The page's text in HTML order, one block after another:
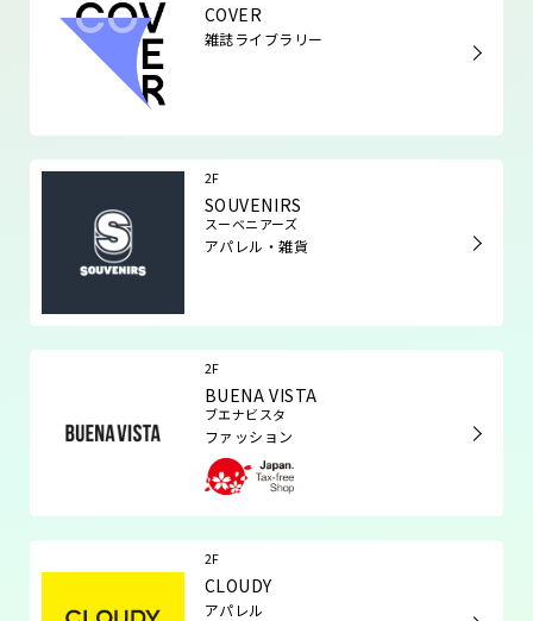
COVER
雑誌ライブラリー
2F
SOUVENIRS
スーベニアーズ
アパレル・雑貨
2F
BUENA VISTA
ブエナビスタ
ファッション
2F
CLOUDY
アパレル